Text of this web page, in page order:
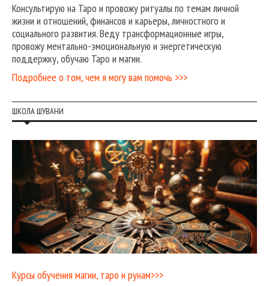
Консультирую на Таро и провожу ритуалы по темам личной
жизни и отношений, финансов и карьеры, личностного и
социального развития. Веду трансформационные игры,
провожу ментально-эмоциональную и энергетическую
поддержку, обучаю Таро и магии.
Подробнее о том, чем я могу вам помочь >>>
ШКОЛА ШУВАНИ
Курсы обучения магии, таро и рунам>>>